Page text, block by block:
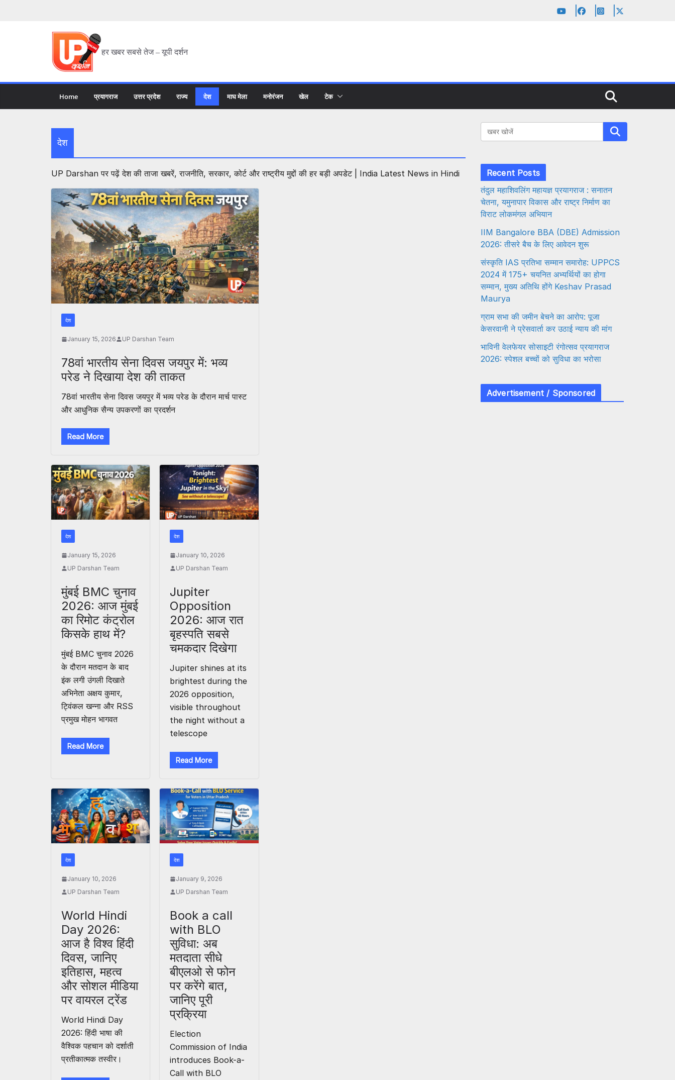
हर खबर सबसे तेज – यूपी दर्शन
Home प्रयागराज उत्तर प्रदेश राज्य देश माघ मेला मनोरंजन खेल टेक
देश
UP Darshan पर पढ़ें देश की ताजा खबरें, राजनीति, सरकार, कोर्ट और राष्ट्रीय मुद्दों की हर बड़ी अपडेट | India Latest News in Hindi
देश
January 15, 2026 UP Darshan Team
78वां भारतीय सेना दिवस जयपुर में: भव्य
परेड ने दिखाया देश की ताकत
78वां भारतीय सेना दिवस जयपुर में भव्य परेड के दौरान मार्च पास्ट
और आधुनिक सैन्य उपकरणों का प्रदर्शन
Read More
देश
January 15, 2026
UP Darshan Team
मुंबई BMC चुनाव
2026: आज मुंबई
का रिमोट कंट्रोल
किसके हाथ में?
मुंबई BMC चुनाव 2026
के दौरान मतदान के बाद
इंक लगी उंगली दिखाते
अभिनेता अक्षय कुमार,
ट्विंकल खन्ना और RSS
प्रमुख मोहन भागवत
Read More
देश
January 10, 2026
UP Darshan Team
Jupiter
Opposition
2026: आज रात
बृहस्पति सबसे
चमकदार दिखेगा
Jupiter shines at its
brightest during the
2026 opposition,
visible throughout
the night without a
telescope
Read More
देश
January 10, 2026
UP Darshan Team
World Hindi
Day 2026:
आज है विश्व हिंदी
दिवस, जानिए
इतिहास, महत्व
और सोशल मीडिया
पर वायरल ट्रेंड
World Hindi Day
2026: हिंदी भाषा की
वैश्विक पहचान को दर्शाती
प्रतीकात्मक तस्वीर।
देश
January 9, 2026
UP Darshan Team
Book a call
with BLO
सुविधा: अब
मतदाता सीधे
बीएलओ से फोन
पर करेंगे बात,
जानिए पूरी
प्रक्रिया
Election
Commission of India
introduces Book-a-
Call with BLO
Search
Recent Posts
तंदुल महाशिवलिंग महायज्ञ प्रयागराज : सनातन
चेतना, यमुनापार विकास और राष्ट्र निर्माण का
विराट लोकमंगल अभियान
IIM Bangalore BBA (DBE) Admission
2026: तीसरे बैच के लिए आवेदन शुरू
संस्कृति IAS प्रतिभा सम्मान समारोह: UPPCS
2024 में 175+ चयनित अभ्यर्थियों का होगा
सम्मान, मुख्य अतिथि होंगे Keshav Prasad
Maurya
ग्राम सभा की जमीन बेचने का आरोप: पूजा
केसरवानी ने प्रेसवार्ता कर उठाई न्याय की मांग
भाविनी वेलफेयर सोसाइटी रंगोत्सव प्रयागराज
2026: स्पेशल बच्चों को सुविधा का भरोसा
Advertisement / Sponsored